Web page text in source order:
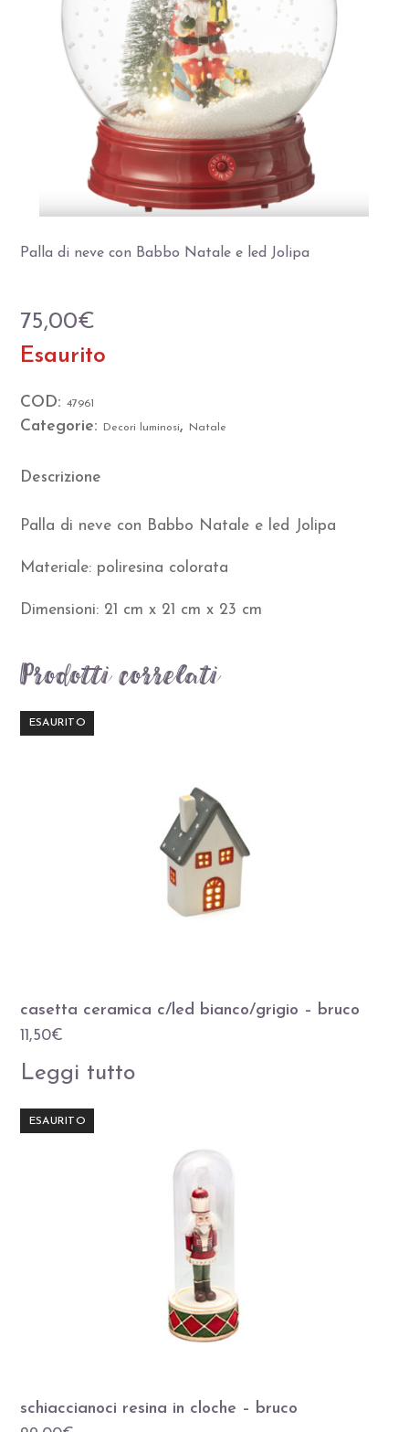
Palla di neve con Babbo Natale e led Jolipa
75,00€
Esaurito
COD:47961
Categorie: Decori luminosi, Natale
Descrizione
Palla di neve con Babbo Natale e led Jolipa
Materiale: poliresina colorata
Dimensioni: 21 cm x 21 cm x 23 cm
Prodotti correlati
ESAURITO
casetta ceramica c/led bianco/grigio – bruco
11,50€
Leggi tutto
ESAURITO
schiaccianoci resina in cloche – bruco